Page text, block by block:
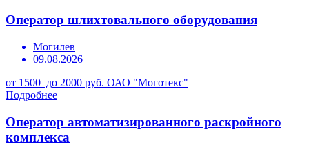
Оператор шлихтовального оборудования
Могилев
09.08.2026
от 1500 до 2000 руб. ОАО "Моготекс"
Подробнее
Оператор автоматизированного раскройного
комплекса